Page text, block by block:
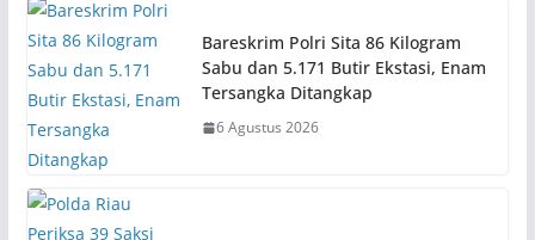
Bareskrim Polri Sita 86 Kilogram
Sabu dan 5.171 Butir Ekstasi, Enam
Tersangka Ditangkap
6 Agustus 2026